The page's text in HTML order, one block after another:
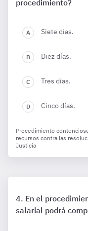
procedimiento?
Siete días.
Diez días.
Tres días.
Cinco días.
Procedimiento
recursos contra las
Justicia
En el
salarial podrá